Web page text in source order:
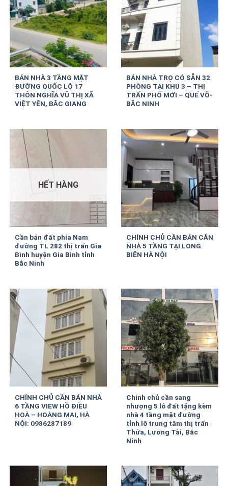
BÁN NHÀ 3 TẦNG MẶT
ĐƯỜNG QUỐC LỘ 17
THÔN NGHĨA VŨ THỊ XÃ
VIỆT YÊN, BẮC GIANG
BÁN NHÀ TRỌ CÓ SẴN 32
PHÒNG TẠI KHU 3 – THỊ
TRẤN PHỐ MỚI – QUẾ VÕ-
BẮC NINH
HẾT HÀNG
Cần bán đất phía Nam
đường TL 282 thị trấn Gia
Bình huyện Gia Bình tỉnh
Bắc Ninh
CHÍNH CHỦ CẦN BÁN CĂN
NHÀ 5 TẦNG TẠI LONG
BIÊN HÀ NỘI
CHÍNH CHỦ CẦN BÁN NHÀ
6 TẦNG VIEW HỒ ĐIỀU
HOÀ – HOÀNG MAI, HÀ
NỘI: 0986287189
Chính chủ cần sang
nhượng 5 lô đất tặng kèm
nhà 4 tầng mặt đường
tỉnh lộ trung tâm thị trấn
Thứa, Lương Tài, Bắc
Ninh